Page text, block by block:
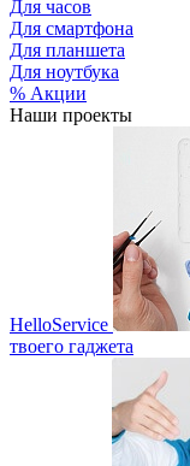
Для часов
Для смартфона
Для планшета
Для ноутбука
% Акции
Наши проекты
HelloService
твоего гаджета